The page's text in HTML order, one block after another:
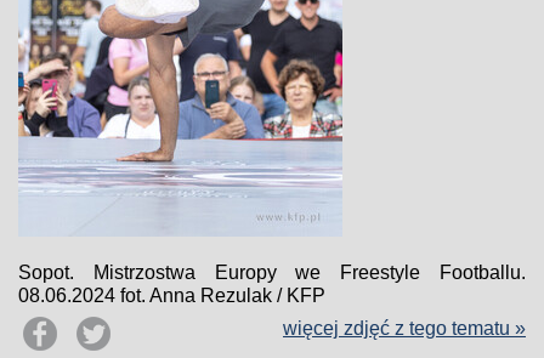
Sopot. Mistrzostwa Europy we Freestyle Footballu.
08.06.2024 fot. Anna Rezulak / KFP
więcej zdjęć z tego tematu »